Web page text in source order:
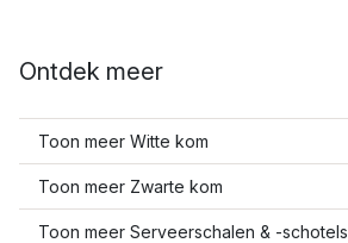
Ontdek meer
Toon meer Witte kom
Toon meer Zwarte kom
Toon meer Serveerschalen & -schotels